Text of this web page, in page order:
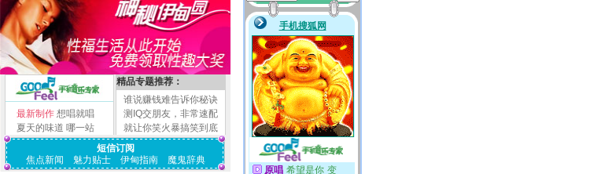
最新制作 想唱就唱
夏天的味道 哪一站
精品专题推荐：
谁说赚钱难告诉你秘诀
测IQ交朋友，非常速配
就让你笑火暴搞笑到底
短信订阅
焦点新闻
魅力贴士 伊甸指南 魔鬼辞典